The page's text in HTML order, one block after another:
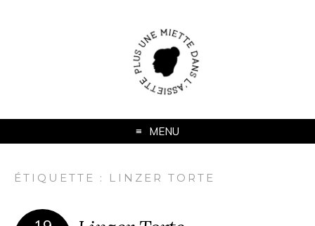
MENU
ÉTIQUETTE : LINZER TORTE